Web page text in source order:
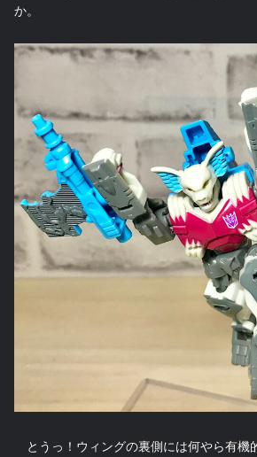
か。
とうっ！ウィングの裏側には何やら有機